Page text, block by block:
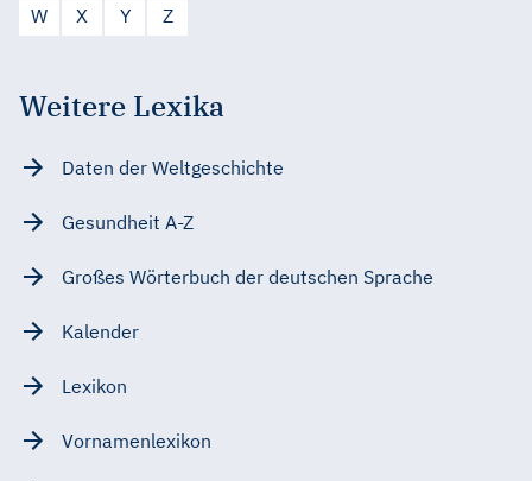
W
X Y Z
Weitere Lexika
Daten der Weltgeschichte
Gesundheit A-Z
Großes Wörterbuch der deutschen Sprache
Kalender
Lexikon
Vornamenlexikon